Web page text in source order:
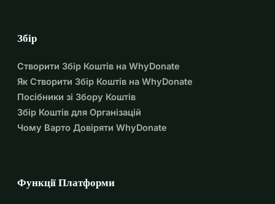
Збір
Створити Збір Коштів на WhyDonate
Як Створити Збір Коштів на WhyDonate
Посібники зі Збору Коштів
Збір Коштів для Організацій
Чому Варто Довіряти WhyDonate
Функції Платформи